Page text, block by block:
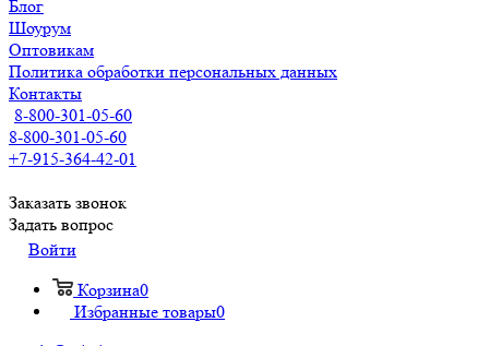
Блог
Шоурум
Оптовикам
Политика обработки персональных данных
Контакты
8-800-301-05-60
8-800-301-05-60
+7-915-364-42-01
Заказать звонок
Задать вопрос
Войти
Корзина0
Избранные товары0